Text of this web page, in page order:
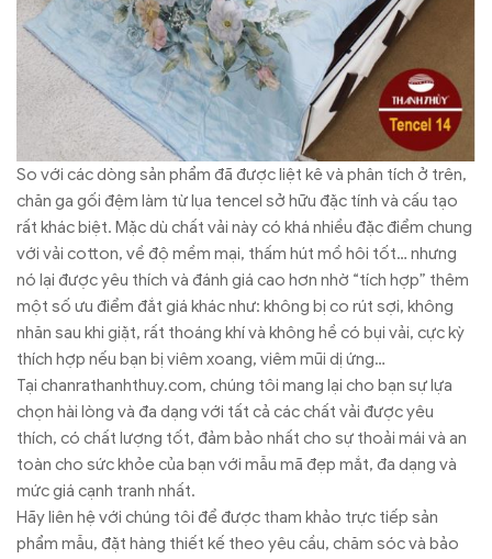
So với các dòng sản phẩm đã được liệt kê và phân tích ở trên,
chăn ga gối đệm làm từ lụa tencel sở hữu đặc tính và cấu tạo
rất khác biệt. Mặc dù chất vải này có khá nhiều đặc điểm chung
với vải cotton, về độ mềm mại, thấm hút mồ hôi tốt… nhưng
nó lại được yêu thích và đánh giá cao hơn nhờ “tích hợp” thêm
một số ưu điểm đắt giá khác như: không bị co rút sợi, không
nhăn sau khi giặt, rất thoáng khí và không hề có bụi vải, cực kỳ
thích hợp nếu bạn bị viêm xoang, viêm mũi dị ứng…
Tại chanrathanhthuy.com, chúng tôi mang lại cho bạn sự lựa
chọn hài lòng và đa dạng với tất cả các chất vải được yêu
thích, có chất lượng tốt, đảm bảo nhất cho sự thoải mái và an
toàn cho sức khỏe của bạn với mẫu mã đẹp mắt, đa dạng và
mức giá cạnh tranh nhất.
Hãy liên hệ với chúng tôi để được tham khảo trực tiếp sản
phẩm mẫu, đặt hàng thiết kế theo yêu cầu, chăm sóc và bảo